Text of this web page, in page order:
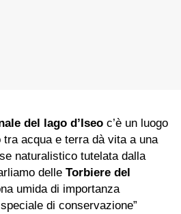
del lago d’Iseo c’è un luogo
tra acqua e terra dà vita a una
naturalistico tutelata dalla
delle Torbiere del
umida di importanza
di conservazione”